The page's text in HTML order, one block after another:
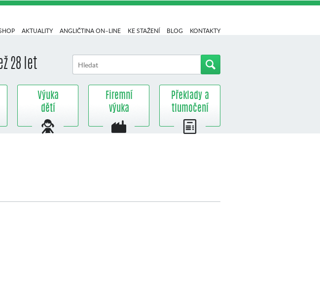
28 let
AKTUALITY ANGLIČTINA ON–LINE KE STAŽENÍ BLOG KONTAKTY
Výuka
dětí
Firemní
výuka
Překlady a
tlumočení